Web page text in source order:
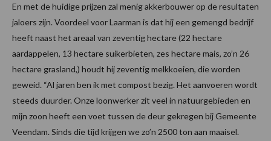
En met de huidige prijzen zal menig akkerbouwer op de resultaten
jaloers zijn. Voordeel voor Laarman is dat hij een gemengd bedrijf
heeft naast het areaal van zeventig hectare (22 hectare
aardappelen, 13 hectare suikerbieten, zes hectare mais, zo’n 26
hectare grasland,) houdt hij zeventig melkkoeien, die worden
geweid. “Al jaren ben ik met compost bezig. Het aanvoeren wordt
steeds duurder. Onze loonwerker zit veel in natuurgebieden en
mijn zoon heeft een voet tussen de deur gekregen bij Gemeente
Veendam. Sinds die tijd krijgen we zo’n 2500 ton aan maaisel.